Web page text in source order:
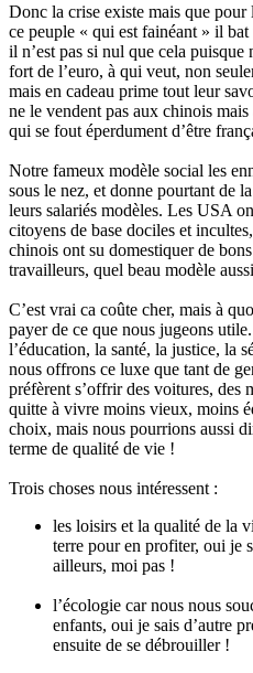
Donc la crise existe mais que
ce peuple « qui est fainéant » il
il n’est pas si nul que cela
fort de l’euro, à qui veut, non
mais en cadeau prime tout leur
ne le vendent pas aux chinois
qui se fout éperdument d’être
Notre fameux modèle social les
sous le nez, et donne pourtant de
leurs salariés modèles. Les USA
citoyens de base dociles et
chinois ont su domestiquer de
travailleurs, quel beau modèle
C’est vrai ca coûte cher, mais à
payer de ce que nous jugeons
l’éducation, la santé, la justice, la
nous offrons ce luxe que tant de
préfèrent s’offrir des voitures, des
quitte à vivre moins vieux, moins
choix, mais nous pourrions aussi
terme de qualité de vie !
Trois choses nous intéressent :
les loisirs et la qualité de la
terre pour en profiter, oui je
ailleurs, moi pas !
l’écologie car nous nous
enfants, oui je sais d’autre
ensuite de se débrouiller !